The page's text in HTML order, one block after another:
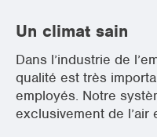
Un climat sain
Dans l’industrie de
qualité est très
employés. Notre
exclusivement de l’air